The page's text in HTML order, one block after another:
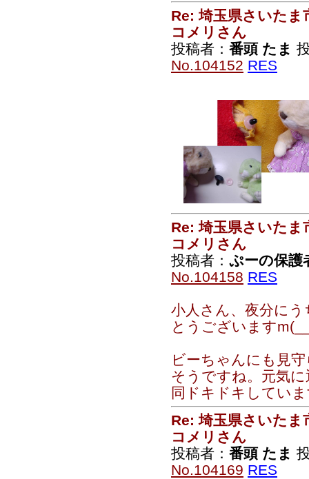
Re: 埼玉県さいたま
コメリさん
投稿者： 番頭 たま
No.104152 RES
Re: 埼玉県さいたま
コメリさん
投稿者： ぷーの保護
No.104158 RES
小人さん、夜分に
とうございます
ビーちゃんにも見
そうですね。元気
同ドキドキしてい
Re: 埼玉県さいたま
コメリさん
投稿者： 番頭 たま
No.104169 RES